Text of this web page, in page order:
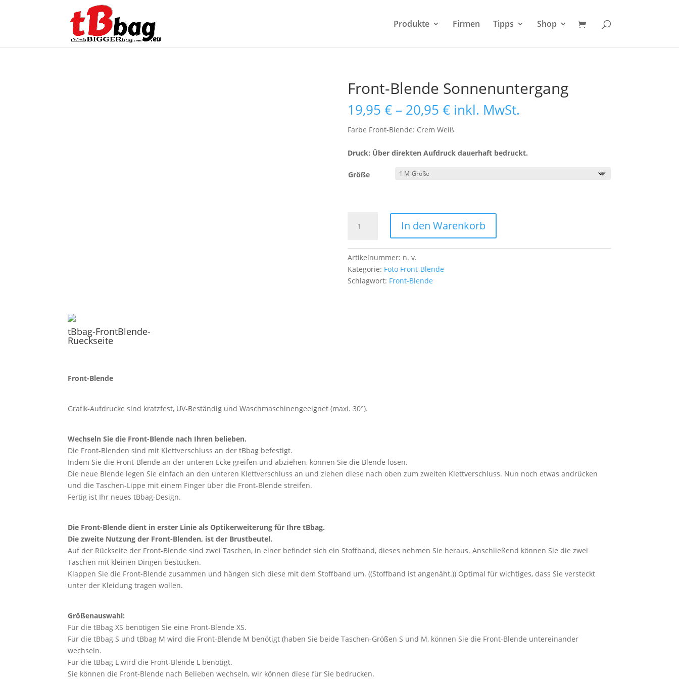
Produkte Firmen Tipps Shop
Front-Blende Sonnenuntergang
19,95€ – 20,95€Preisspanne:
19,95 €
bis
inkl. MwSt.
Farbe Front-Blende: Crem Weiß
Druck: Über direkten Aufdruck dauerhaft bedruckt.
Größe
Blende
Sonnenuntergang
In den Warenkorb
Artikelnummer: n. v.
Kategorie: Foto Front-Blende
Schlagwort: Front-Blende
tBbag-FrontBlende-
Rueckseite
Front-Blende
Grafik-Aufdrucke sind kratzfest, UV-Beständig und Waschmaschinengeeignet (maxi. 30°).
Wechseln Sie die Front-Blende nach Ihren belieben.
Die Front-Blenden sind mit Klettverschluss an der tBbag befestigt.
Indem Sie die Front-Blende an der unteren Ecke greifen und abziehen, können Sie die Blende lösen.
Die neue Blende legen Sie einfach an den unteren Klettverschluss an und ziehen diese nach oben zum zweiten Klettverschluss. Nun noch etwas andrücken
und die Taschen-Lippe mit einem Finger über die Front-Blende streifen.
Fertig ist Ihr neues tBbag-Design.
Die Front-Blende dient in erster Linie als Optikerweiterung für Ihre tBbag.
Die zweite Nutzung der Front-Blenden, ist der Brustbeutel.
Auf der Rückseite der Front-Blende sind zwei Taschen, in einer befindet sich ein Stoffband, dieses nehmen Sie heraus. Anschließend können Sie die zwei
Taschen mit kleinen Dingen bestücken.
Klappen Sie die Front-Blende zusammen und hängen sich diese mit dem Stoffband um. ((Stoffband ist angenäht.)) Optimal für wichtiges, dass Sie versteckt
unter der Kleidung tragen wollen.
Größenauswahl:
Für die tBbag XS benötigen Sie eine Front-Blende XS.
Für die tBbag S und tBbag M wird die Front-Blende M benötigt (haben Sie beide Taschen-Größen S und M, können Sie die Front-Blende untereinander
wechseln.
Für die tBbag L wird die Front-Blende L benötigt.
Sie können die Front-Blende nach Belieben wechseln, wir können diese für Sie bedrucken.